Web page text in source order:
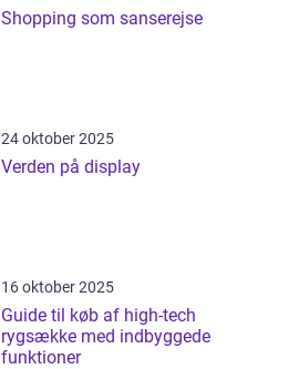
Shopping som sanserejse
24 oktober 2025
Verden på display
16 oktober 2025
Guide til køb af high-tech
rygsække med indbyggede
funktioner